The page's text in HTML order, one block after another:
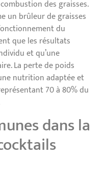
des graisses.
un brûleur de graisses
du
que les résultats
et qu’une
La perte de poids
nutrition adaptée et
70 à 80% du
dans la